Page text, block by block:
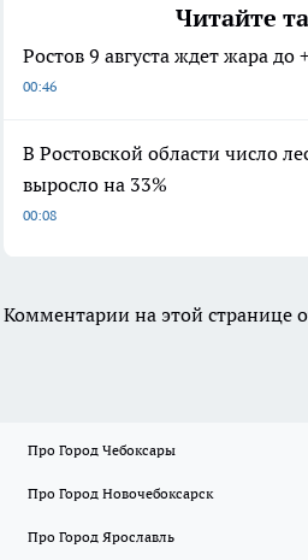
Читайте
Ростов 9 августа ждет жара до
00:46
В Ростовской области число
выросло на 33%
00:08
Комментарии на этой странице
Про Город Чебоксары
Про Город Новочебоксарск
Про Город Ярославль